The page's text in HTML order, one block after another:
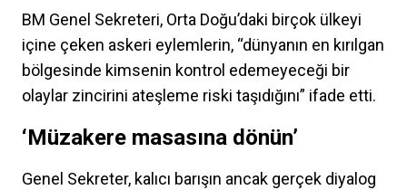
BM Genel Sekreteri, Orta Doğu’daki birçok ülkeyi
içine çeken askeri eylemlerin, “dünyanın en kırılgan
bölgesinde kimsenin kontrol edemeyeceği bir
olaylar zincirini ateşleme riski taşıdığını” ifade etti.
‘Müzakere masasına dönün’
Genel Sekreter, kalıcı barışın ancak gerçek diyalog